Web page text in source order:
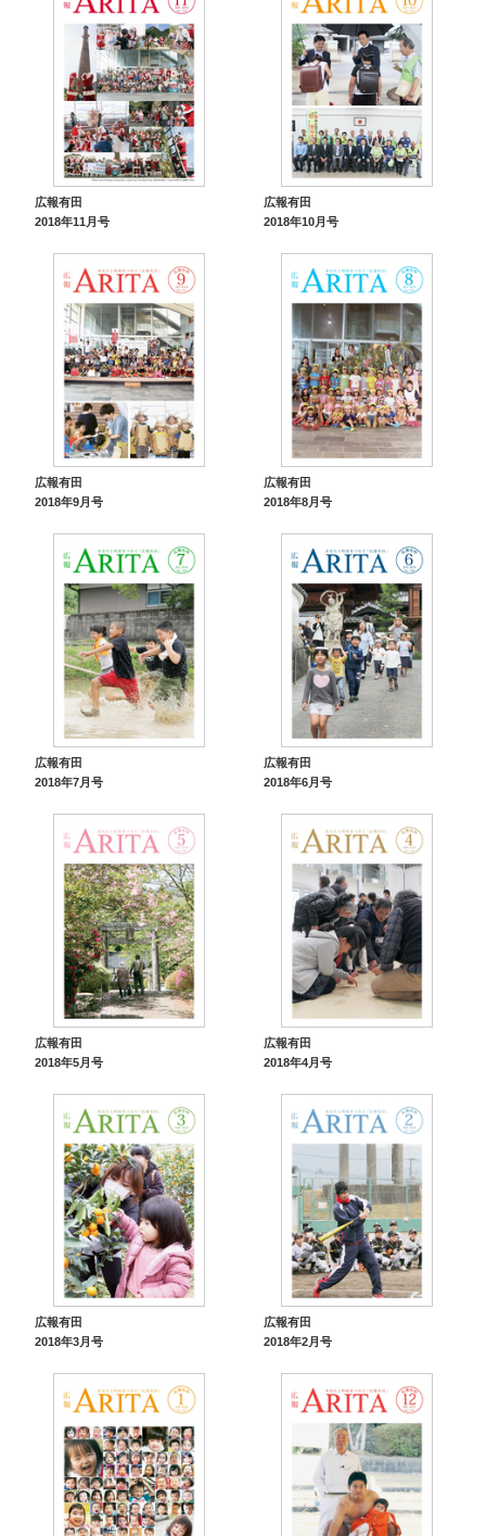
広報有田
2018年11月号
広報有田
2018年10月号
広報有田
2018年9月号
広報有田
2018年8月号
広報有田
2018年7月号
広報有田
2018年6月号
広報有田
2018年5月号
広報有田
2018年4月号
広報有田
2018年3月号
広報有田
2018年2月号